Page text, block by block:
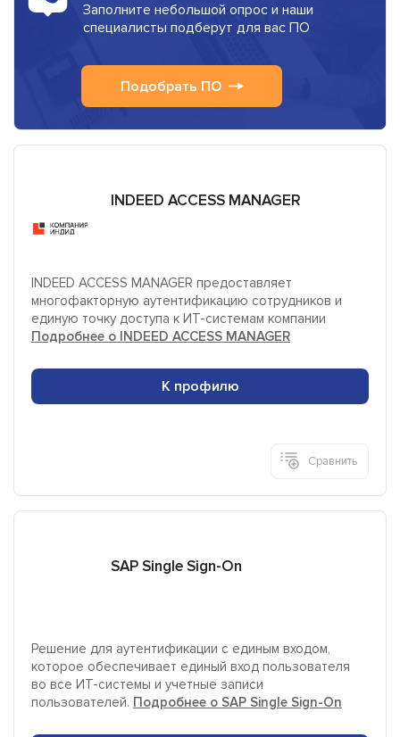
Заполните небольшой опрос и наши
специалисты подберут для вас ПО
Подобрать ПО
INDEED ACCESS MANAGER
INDEED ACCESS MANAGER предоставляет
многофакторную аутентификацию сотрудников и
единую точку доступа к ИТ-системам компании
Подробнее о INDEED ACCESS MANAGER
К профилю
Сравнить
SAP Single Sign-On
Решение для аутентификации с единым входом,
которое обеспечивает единый вход пользователя
во все ИТ-системы и учетные записи
пользователей. Подробнее о SAP Single Sign-On